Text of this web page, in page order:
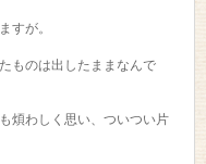
すが。
ものは出したままなんで
煩わしく思い、ついつい片